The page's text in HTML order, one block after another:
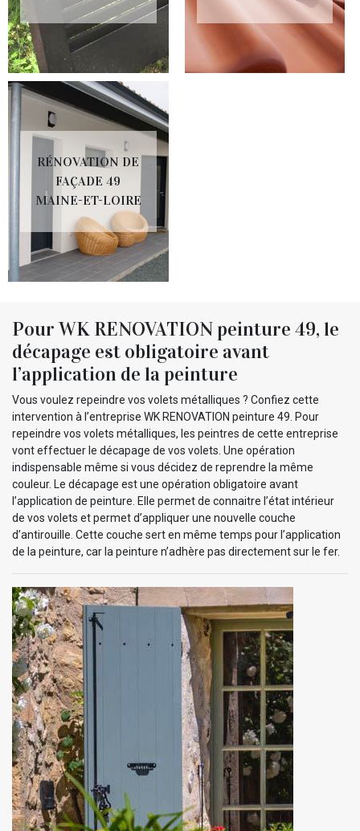
RÉNOVATION DE
FAÇADE 49
MAINE-ET-LOIRE
Pour WK RENOVATION peinture 49, le
décapage est obligatoire avant
l’application de la peinture
Vous voulez repeindre vos volets métalliques ? Confiez cette
intervention à l’entreprise WK RENOVATION peinture 49. Pour
repeindre vos volets métalliques, les peintres de cette entreprise
vont effectuer le décapage de vos volets. Une opération
indispensable même si vous décidez de reprendre la même
couleur. Le décapage est une opération obligatoire avant
l’application de peinture. Elle permet de connaitre l’état intérieur
de vos volets et permet d’appliquer une nouvelle couche
d’antirouille. Cette couche sert en même temps pour l’application
de la peinture, car la peinture n’adhère pas directement sur le fer.